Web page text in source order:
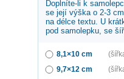
Doplníte-li k
se její výška o 2-3
na délce textu. U
pod samolepku, se
8,1×10 cm
9,7×12 cm